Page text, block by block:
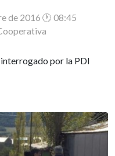
de 2016 🕐 08:45
por la PDI